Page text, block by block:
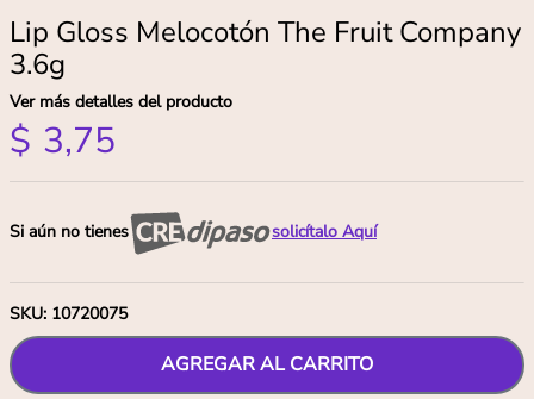
Lip Gloss Melocotón The Fruit Company
3.6g
Ver más detalles del producto
$ 3,75
Si aún no tienes solicítalo Aquí
SKU: 10720075
AGREGAR AL CARRITO